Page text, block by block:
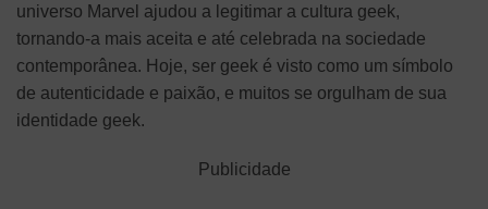
universo Marvel ajudou a legitimar a cultura geek,
tornando-a mais aceita e até celebrada na sociedade
contemporânea. Hoje, ser geek é visto como um símbolo
de autenticidade e paixão, e muitos se orgulham de sua
identidade geek.
Publicidade